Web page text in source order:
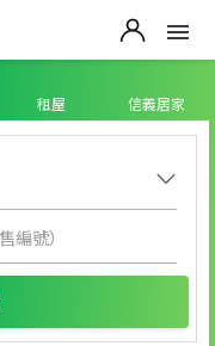
租屋 信義居家